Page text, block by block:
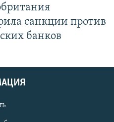
санкции против
банков